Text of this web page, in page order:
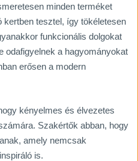
minden terméket
kertben tesztel, így tökéletesen
funkcionális dolgokat
odafigyelnek a hagyományokat
erősen a modern
kényelmes és élvezetes
Szakértők abban, hogy
amely nemcsak
is.